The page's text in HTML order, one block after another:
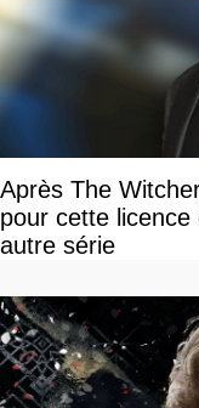
Après The
pour cette
autre série